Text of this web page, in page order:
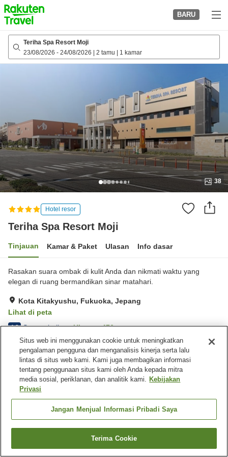
to
top
page
BARU
Teriha Spa Resort Moji
23/08/2026 - 24/08/2026 2 tamu 1 kamar
38
Hotel resor
Teriha Spa Resort Moji
Tinjauan Kamar & Paket Ulasan Info dasar
Rasakan suara ombak di kulit Anda dan nikmati waktu yang
elegan di ruang bermandikan sinar matahari.
Kota Kitakyushu, Fukuoka, Jepang
Lihat di peta
4.2 Sangat baik Ulasan:476
Fasilitas properti
Tempat parkir
Pemandian dengan
bebatuan alami
Sauna
Beranda Jepang Fukuoka
Kota Kitakyushu
Teriha Spa Resort Moji
Cari kamar
Situs web ini menggunakan cookie untuk meningkatkan
pengalaman pengguna dan menganalisis kinerja serta lalu
lintas di situs web kami. Kami juga membagikan informasi
tentang penggunaan situs kami oleh Anda kepada mitra
media sosial, periklanan, dan analitik kami. Kebijakan
Privasi
Jangan Menjual Informasi Pribadi Saya
Terima Cookie